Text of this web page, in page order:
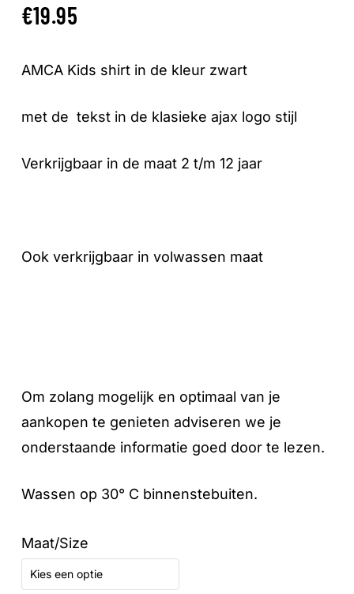
€19.95
AMCA Kids shirt in de kleur zwart
met de tekst in de klasieke ajax logo stijl
Verkrijgbaar in de maat 2 t/m 12 jaar
Ook verkrijgbaar in volwassen maat
Om zolang mogelijk en optimaal van je
aankopen te genieten adviseren we je
onderstaande informatie goed door te lezen.
Wassen op 30° C binnenstebuiten.
Maat/Size
Kies een optie